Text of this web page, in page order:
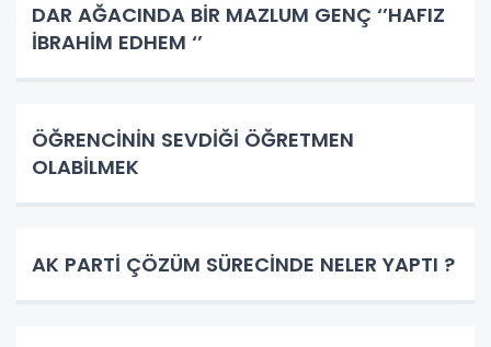
DAR AĞACINDA BİR MAZLUM GENÇ ‘’HAFIZ
İBRAHİM EDHEM ‘’
ÖĞRENCİNİN SEVDİĞİ ÖĞRETMEN
OLABİLMEK
AK PARTİ ÇÖZÜM SÜRECİNDE NELER YAPTI ?